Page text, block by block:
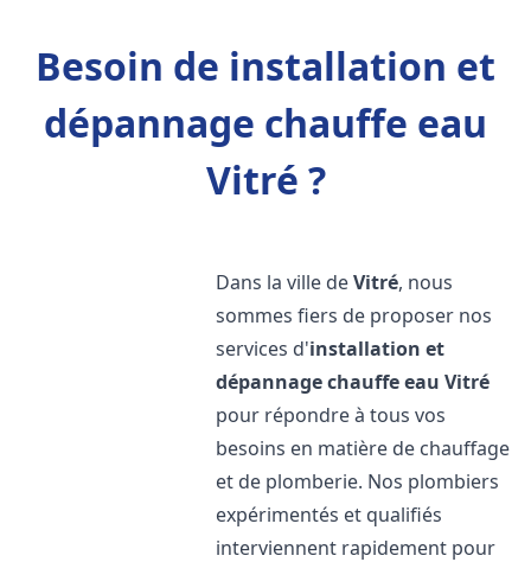
Besoin de installation et
dépannage chauffe eau
Vitré ?
Dans la ville deVitré, nous
sommes fiers de proposer nos
services d'installation et
dépannage chauffe eau Vitré
pour répondre à tous vos
besoins en matière de chauffage
et de plomberie. Nos plombiers
expérimentés et qualifiés
interviennent rapidement pour